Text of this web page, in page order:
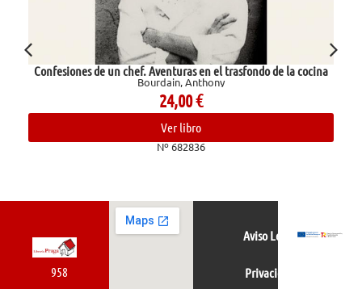
Confesiones de un chef. Aventuras en el trasfondo de la cocina
Bourdain, Anthony
24,00€
Ver libro
Nº 682836
958
Aviso Legal
Privacidad